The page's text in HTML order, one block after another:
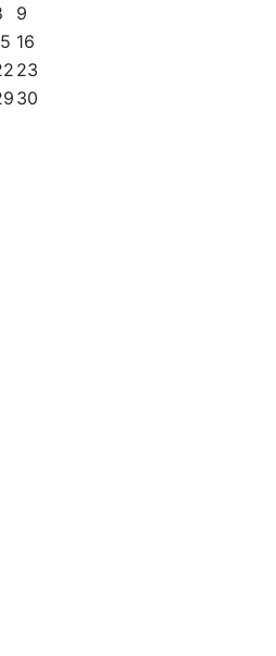
9
16
23
30